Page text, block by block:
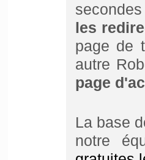
les
page de
autre
page
La base
notre